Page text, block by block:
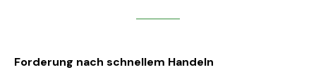
Forderung nach schnellem Handeln